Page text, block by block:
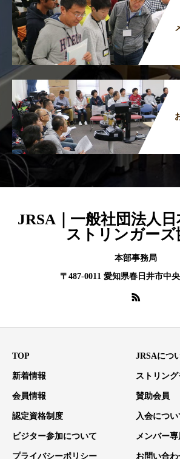
JRSA｜一般社団法人
ストリンガーズ
本部事務局
〒487-0011 愛知県春日井市中
TOP JRSAにつ
新着情報 ストリン
会員情報 賛助会員
認定資格制度 入会につい
ビジター参加について メンバー
プライバシーポリシー お問い合わ